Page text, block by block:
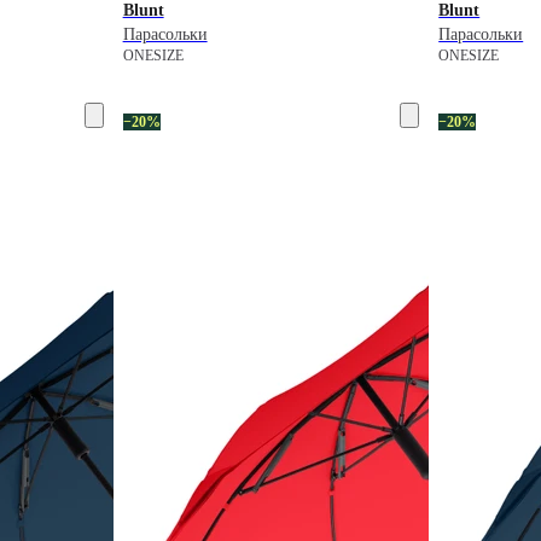
Blunt
Парасольки
ONESIZE
Blunt
Парасольки
ONESIZE
−20% −20%